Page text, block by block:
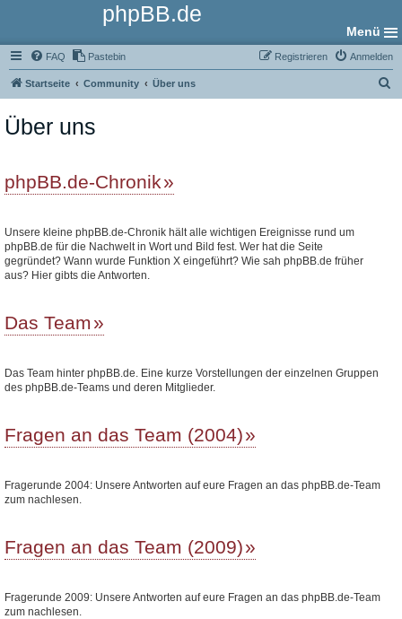
phpBB.de
Menü
FAQ Pastebin Anmelden
Registrieren
Startseite Community Über uns
Über uns
phpBB.de-Chronik
Unsere kleine phpBB.de-Chronik hält alle wichtigen Ereignisse rund um
phpBB.de für die Nachwelt in Wort und Bild fest. Wer hat die Seite
gegründet? Wann wurde Funktion X eingeführt? Wie sah phpBB.de früher
aus? Hier gibts die Antworten.
Das Team
Das Team hinter phpBB.de. Eine kurze Vorstellungen der einzelnen Gruppen
des phpBB.de-Teams und deren Mitglieder.
Fragen an das Team (2004)
Fragerunde 2004: Unsere Antworten auf eure Fragen an das phpBB.de-Team
zum nachlesen.
Fragen an das Team (2009)
Fragerunde 2009: Unsere Antworten auf eure Fragen an das phpBB.de-Team
zum nachlesen.